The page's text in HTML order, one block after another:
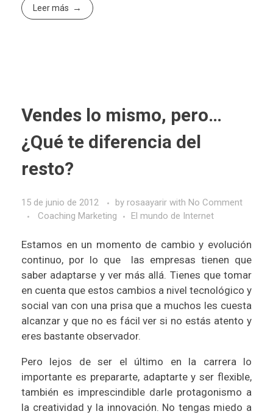
Leer más
Vendes lo mismo, pero…
¿Qué te diferencia del
resto?
15 de junio de 2012 by rosaayarir with No Comment
Coaching Marketing
El mundo de Internet
Estamos en un momento de cambio y evolución
continuo, por lo que las empresas tienen que
saber adaptarse y ver más allá. Tienes que tomar
en cuenta que estos cambios a nivel tecnológico y
social van con una prisa que a muchos les cuesta
alcanzar y que no es fácil ver si no estás atento y
eres bastante observador.
Pero lejos de ser el último en la carrera lo
importante es prepararte, adaptarte y ser flexible,
también es imprescindible darle protagonismo a
la creatividad y la innovación. No tengas miedo a